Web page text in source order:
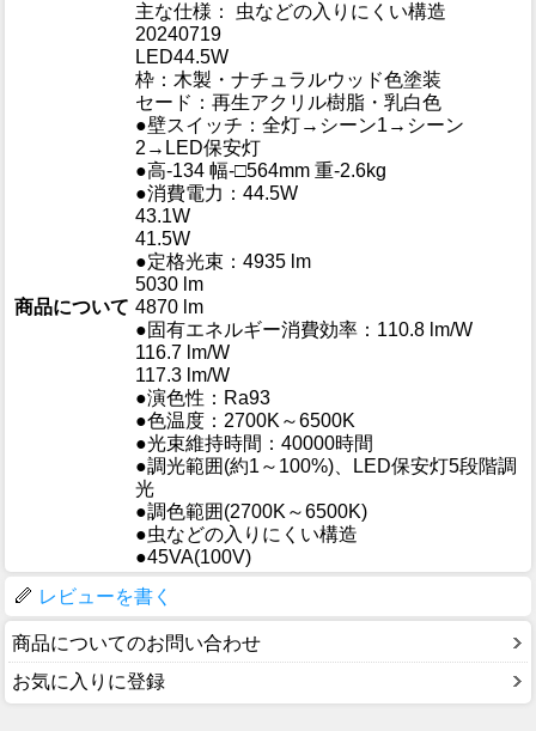
主な仕様： 虫などの入りにくい構造
20240719
商品について
LED44.5W
枠：木製・ナチュラルウッド色塗装
セード：再生アクリル樹脂・乳白色
●壁スイッチ：全灯→シーン1→シーン
2→LED保安灯
●高-134 幅-□564mm 重-2.6kg
●消費電力：44.5W
43.1W
41.5W
●定格光束：4935 lm
5030 lm
4870 lm
●固有エネルギー消費効率：110.8 lm/W
116.7 lm/W
117.3 lm/W
●演色性：Ra93
●色温度：2700K～6500K
●光束維持時間：40000時間
●調光範囲(約1～100%)、LED保安灯5段階調
光
●調色範囲(2700K～6500K)
●虫などの入りにくい構造
●45VA(100V)
レビューを書く
商品についてのお問い合わせ
お気に入りに登録